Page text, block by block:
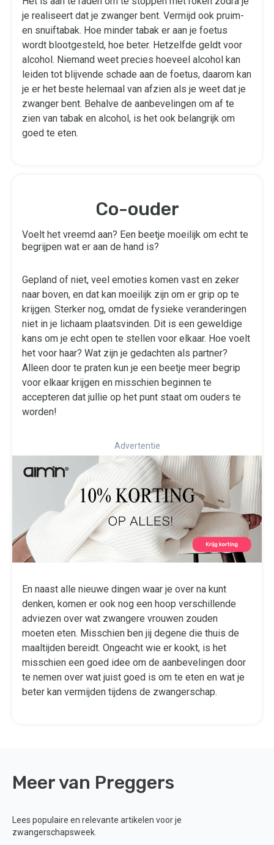
je realiseert dat je zwanger bent. Vermijd ook pruim-
en snuiftabak. Hoe minder tabak er aan je foetus
wordt blootgesteld, hoe beter. Hetzelfde geldt voor
alcohol. Niemand weet precies hoeveel alcohol kan
leiden tot blijvende schade aan de foetus, daarom kan
je er het beste helemaal van afzien als je weet dat je
zwanger bent. Behalve de aanbevelingen om af te
zien van tabak en alcohol, is het ook belangrijk om
goed te eten.
Co-ouder
Voelt het vreemd aan? Een beetje moeilijk om echt te
begrijpen wat er aan de hand is?
Gepland of niet, veel emoties komen vast en zeker
naar boven, en dat kan moeilijk zijn om er grip op te
krijgen. Sterker nog, omdat de fysieke veranderingen
niet in je lichaam plaatsvinden. Dit is een geweldige
kans om je echt open te stellen voor elkaar. Hoe voelt
het voor haar? Wat zijn je gedachten als partner?
Alleen door te praten kun je een beetje meer begrip
voor elkaar krijgen en misschien beginnen te
accepteren dat jullie op het punt staat om ouders te
worden!
Advertentie
En naast alle nieuwe dingen waar je over na kunt
denken, komen er ook nog een hoop verschillende
adviezen over wat zwangere vrouwen zouden
moeten eten. Misschien ben jij degene die thuis de
maaltijden bereidt. Ongeacht wie er kookt, is het
misschien een goed idee om de aanbevelingen door
te nemen over wat juist goed is om te eten en wat je
beter kan vermijden tijdens de zwangerschap.
Meer van Preggers
Lees populaire en relevante artikelen voor je
zwangerschapsweek.